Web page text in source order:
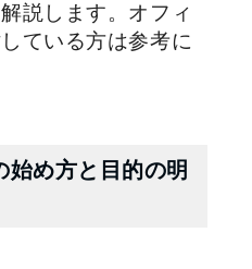
説します。オフィ
ている方は参考に
始め方と目的の明